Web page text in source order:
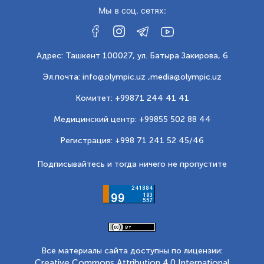
Мы в соц. сетях:
Адрес: Ташкент 100027, ул. Батыра Закирова, 6
Эл.почта: info@olympic.uz ,media@olympic.uz
Комитет: +99871 244 41 41
Медицинский центр: +99855 502 88 44
Регистрация: +998 71 241 52 45/46
Подписывайтесь и тогда ничего не пропустите
Все материалы сайта доступны по лицензии: